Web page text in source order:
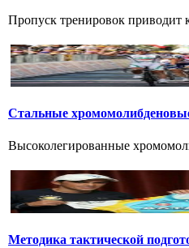
Пропуск тренировок приводит
Стальные
Высоколегированные
Методика тактической